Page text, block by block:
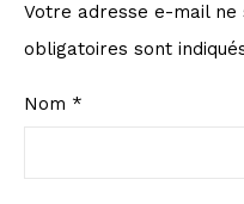
Votre adresse e-mail ne
obligatoires sont
Nom *